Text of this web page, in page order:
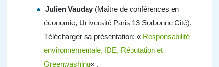
Julien Vauday(Maître de conférences en
économie, Université Paris 13 Sorbonne Cité).
Télécharger sa présentation: « Responsabilité
environnementale, IDE, Réputation et
Greenwashing« .